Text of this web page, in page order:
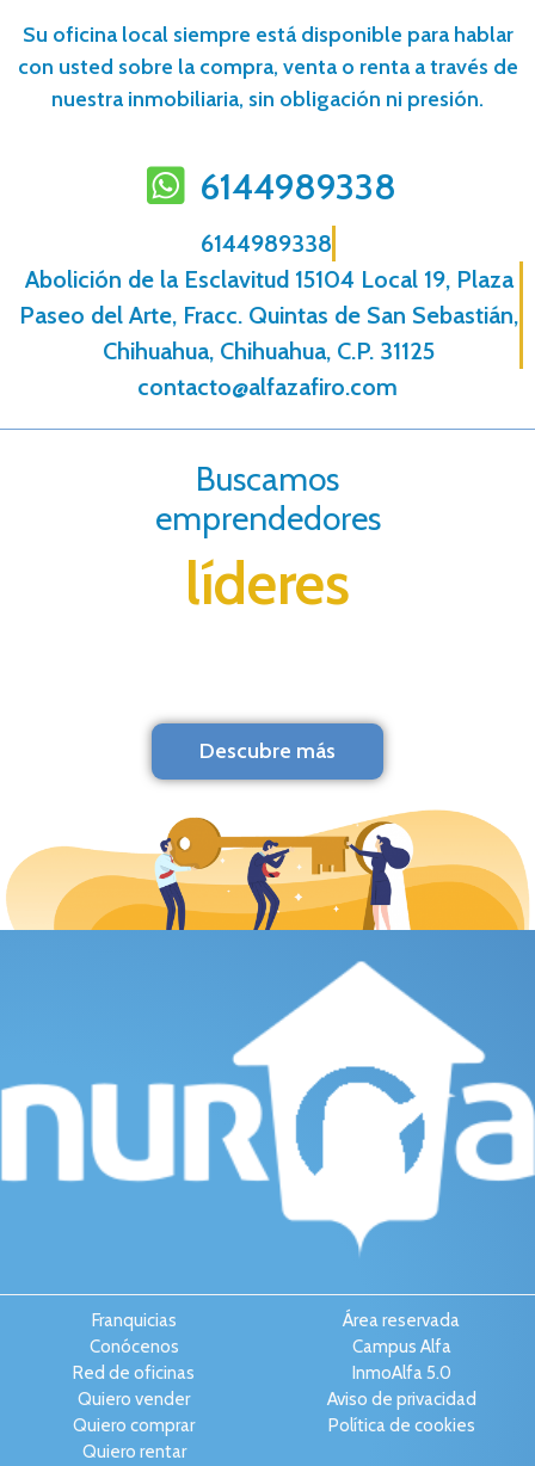
Su oficina local siempre está disponible para hablar
con usted sobre la compra, venta o renta a través de
nuestra inmobiliaria, sin obligación ni presión.
6144989338
6144989338
Abolición de la Esclavitud 15104 Local 19, Plaza
Paseo del Arte, Fracc. Quintas de San Sebastián,
Chihuahua, Chihuahua, C.P. 31125
contacto@alfazafiro.com
Buscamos
emprendedores
líderes
Descubre más
Franquicias
Conócenos
Red de oficinas
Quiero vender
Quiero comprar
Quiero rentar
Área reservada
Campus Alfa
InmoAlfa 5.0
Aviso de privacidad
Política de cookies